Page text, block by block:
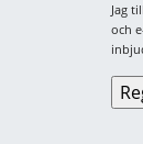
Jag
och